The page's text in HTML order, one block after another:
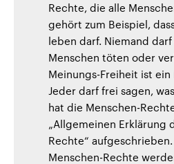
Rechte, die alle
gehört zum Beispiel,
leben darf. Niemand
Menschen töten oder
Meinungs-Freiheit ist
Jeder darf frei sagen,
hat die Menschen-
„Allgemeinen Erklärung
Rechte“
Menschen-Rechte